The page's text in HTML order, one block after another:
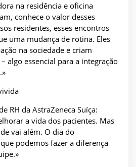
na residência e oficina
conhece o valor desses
residentes, esses encontros
uma mudança de rotina. Eles
na sociedade e criam
algo essencial para a integração
RH da AstraZeneca Suíça:
a vida dos pacientes. Mas
vai além. O dia do
podemos fazer a diferença